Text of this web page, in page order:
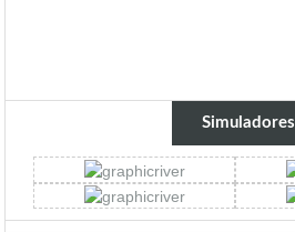
Simuladores